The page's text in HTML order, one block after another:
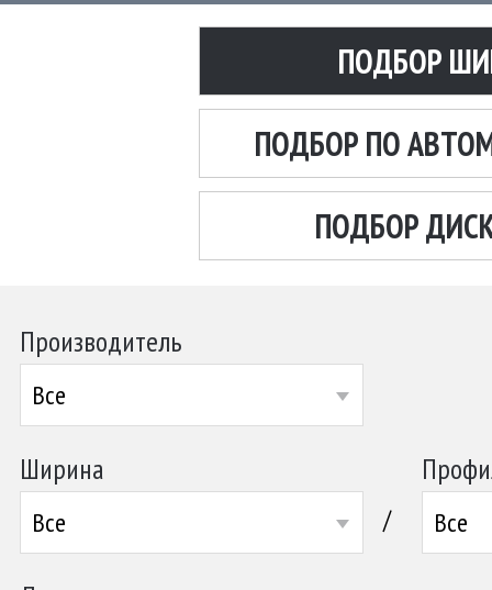
ПОДБОР
ПОДБОР ПО
ПОДБОР
Производитель
Все
Ширина
Все / Все